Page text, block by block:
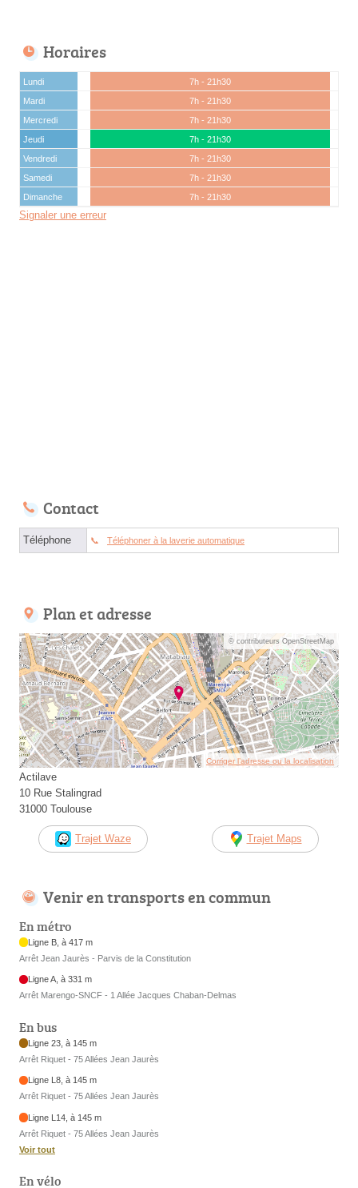
Horaires
Lundi
7h - 21h30
Mardi
7h - 21h30
Mercredi
7h - 21h30
Jeudi
7h - 21h30
Vendredi
7h - 21h30
Samedi
7h - 21h30
Dimanche
7h - 21h30
Signaler une erreur
Contact
Téléphone Téléphoner à la laverie automatique
Plan et adresse
© contributeurs OpenStreetMap
Corriger l’adresse ou la localisation
Actilave
10 Rue Stalingrad
31000 Toulouse
Trajet Waze Trajet Maps
Venir en transports en commun
En métro
Ligne B, à 417 m
Arrêt Jean Jaurès - Parvis de la Constitution
Ligne A, à 331 m
Arrêt Marengo-SNCF - 1 Allée Jacques Chaban-Delmas
En bus
Ligne 23, à 145 m
Arrêt Riquet - 75 Allées Jean Jaurès
Ligne L8, à 145 m
Arrêt Riquet - 75 Allées Jean Jaurès
Ligne L14, à 145 m
Arrêt Riquet - 75 Allées Jean Jaurès
Voir tout
En vélo